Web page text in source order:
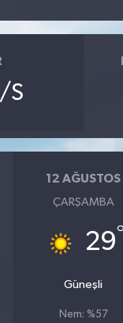
S
12 AĞUSTOS
ÇARŞAMBA
29°
Güneşli
Nem: %57